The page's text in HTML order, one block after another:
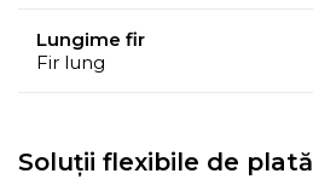
Lungime fir
Fir lung
Soluții flexibile de plată